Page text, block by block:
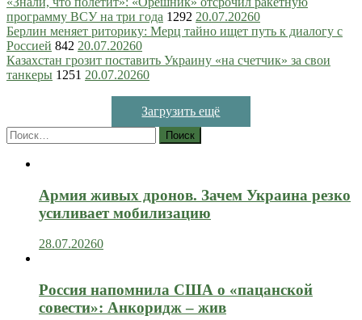
программу ВСУ на три года 1292 20.07.20260
Берлин меняет риторику: Мерц тайно ищет путь к диалогу с
Россией 842 20.07.20260
Казахстан грозит поставить Украину «на счетчик» за свои
танкеры 1251 20.07.20260
Загрузить ещё
Найти:
Армия живых дронов. Зачем Украина резко
усиливает мобилизацию
28.07.20260
Россия напомнила США о «пацанской
совести»: Анкоридж – жив